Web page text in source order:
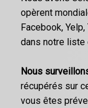
opèrent
Facebook,
dans notre
Nous
récupérés sur
vous êtes